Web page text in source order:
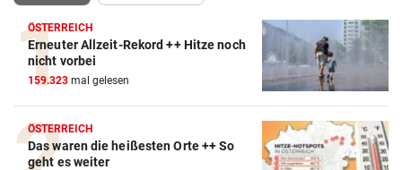
ÖSTERREICH
Erneuter Allzeit-Rekord ++ Hitze noch
nicht vorbei
159.323 mal gelesen
ÖSTERREICH
Das waren die heißesten Orte ++ So
geht es weiter